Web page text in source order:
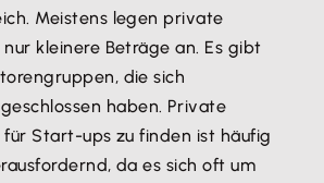
Meistens legen private
kleinere Beträge an. Es gibt
die sich
haben. Private
für Start-ups zu finden ist häufig
da es sich oft um